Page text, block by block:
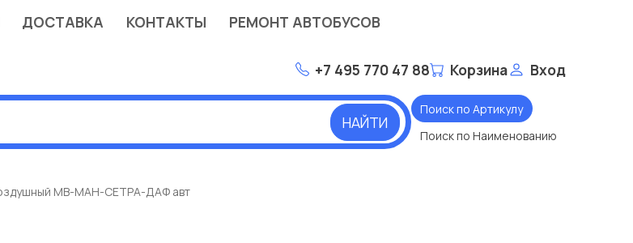
ДОСТАВКА КОНТАКТЫ РЕМОНТ АВТОБУСОВ
+7 495 770 47 88 Корзина Вход
НАЙТИ
Поиск по Артикулу
Поиск по Наименованию
МВ-МАН-СЕТРА-ДАФ авт